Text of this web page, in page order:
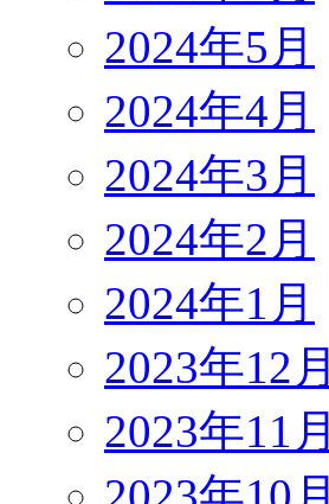
2024年5月
2024年4月
2024年3月
2024年2月
2024年1月
2023年12月
2023年11月